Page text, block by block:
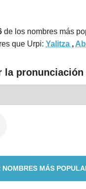
de los nombres más
que Urpi: Yalitza ,
la pronunciación
NOMBRES MÁS